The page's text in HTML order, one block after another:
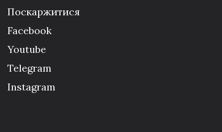
Поскаржитися
Facebook
Youtube
Telegram
Instagram